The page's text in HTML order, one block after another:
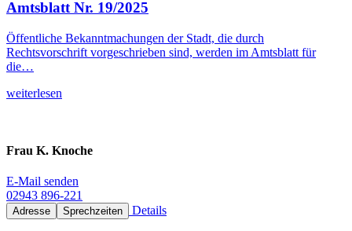
Amtsblatt Nr. 19/2025
Öffentliche Bekanntmachungen der Stadt, die durch
Rechtsvorschrift vorgeschrieben sind, werden im Amtsblatt für
die…
weiterlesen
Frau K. Knoche
E-Mail senden
02943 896-221
Adresse Sprechzeiten Details